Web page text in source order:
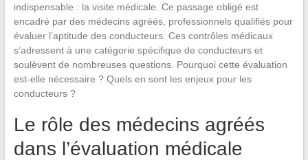
indispensable : la visite médicale. Ce passage obligé est
encadré par des médecins agréés, professionnels qualifiés pour
évaluer l’aptitude des conducteurs. Ces contrôles médicaux
s’adressent à une catégorie spécifique de conducteurs et
soulèvent de nombreuses questions. Pourquoi cette évaluation
est-elle nécessaire ? Quels en sont les enjeux pour les
conducteurs ?
Le rôle des médecins agréés
dans l’évaluation médicale